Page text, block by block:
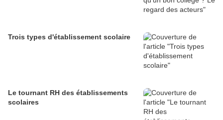
Trois types d'établissement scolaire
Le tournant RH des établissements
scolaires